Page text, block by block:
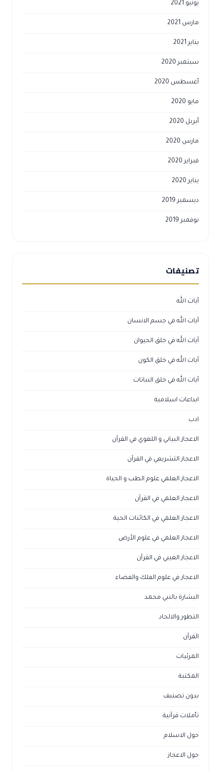
يونيو 2021
مارس 2021
يناير 2021
سبتمبر 2020
أغسطس 2020
مايو 2020
أبريل 2020
مارس 2020
فبراير 2020
يناير 2020
ديسمبر 2019
نوفمبر 2019
تصنيفات
آيات الله
آيات الله في جسم الانسان
آيات الله في خلق الحيوان
آيات الله في خلق الكون
آيات الله في خلق النباتات
ابداعات اسلامية
ادب
الاعجاز البياني و اللغوي في القرآن
الاعجاز التشريعي في القرآن
الاعجاز العلمي علوم الطب و الحياة
الاعجاز العلمي في القرآن
الاعجاز العلمي في الكائنات الحية
الاعجاز العلمي في علوم الأرض
الاعجاز الغيبي في القرآن
الاعجاز في علوم الفلك والفضاء
البشارة بالنبي محمد
التطور والالحاد
القرآن
المرئيات
المكتبة
بدون تصنيف
تأملات قرآنية
حول الاسلام
حول الاعجاز